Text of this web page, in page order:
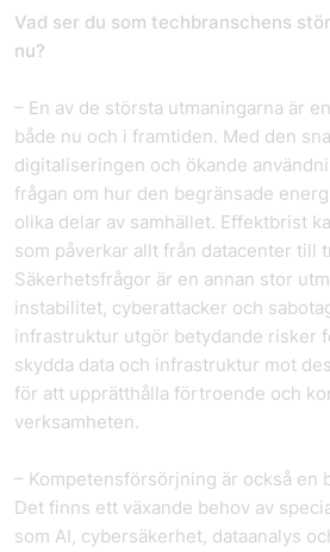
Vad ser du som techbranschens
nu?
– En av de största utmaningarna är
både nu och i framtiden. Med den
digitaliseringen och ökande
frågan om hur den begränsade
olika delar av samhället. Effektbrist
som påverkar allt från datacenter till
Säkerhetsfrågor är en annan stor
instabilitet, cyberattacker och
infrastruktur utgör betydande risker
skydda data och infrastruktur mot
för att upprätthålla förtroende och
verksamheten.
– Kompetensförsörjning är också en
Det finns ett växande behov av
som AI, cybersäkerhet, dataanalys